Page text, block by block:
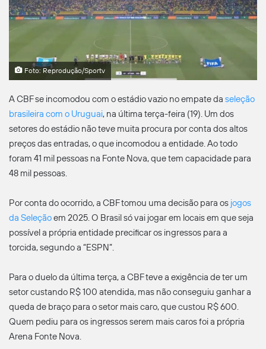
Foto: Reprodução/Sportv
A CBF se incomodou com o estádio vazio no empate da seleção
brasileira com o Uruguai, na última terça-feira (19). Um dos
setores do estádio não teve muita procura por conta dos altos
preços das entradas, o que incomodou a entidade. Ao todo
foram 41 mil pessoas na Fonte Nova, que tem capacidade para
48 mil pessoas.
Por conta do ocorrido, a CBF tomou uma decisão para os jogos
da Seleçãoem 2025. O Brasil só vai jogar em locais em que seja
possível a própria entidade precificar os ingressos para a
torcida, segundo a “ESPN”.
Para o duelo da última terça, a CBF teve a exigência de ter um
setor custando R$ 100 atendida, mas não conseguiu ganhar a
queda de braço para o setor mais caro, que custou R$ 600.
Quem pediu para os ingressos serem mais caros foi a própria
Arena Fonte Nova.